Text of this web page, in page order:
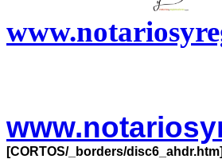
[CORTOS/_borders/disc6_ahdr.htm]